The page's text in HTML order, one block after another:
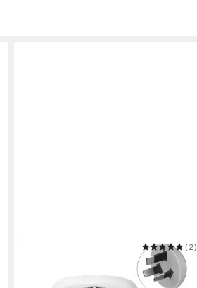
Reiseadapter Schuko Stecker mit 2
USB Mehrfachsteckdose
(2)